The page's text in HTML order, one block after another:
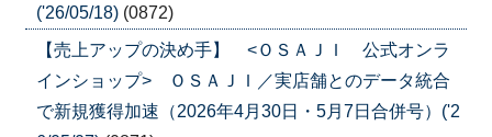
('26/05/18) (0872)
【売上アップの決め手】 <ＯＳＡＪＩ 公式オンラ
インショップ> ＯＳＡＪＩ／実店舗とのデータ統合
で新規獲得加速（2026年4月30日・5月7日合併号）('2